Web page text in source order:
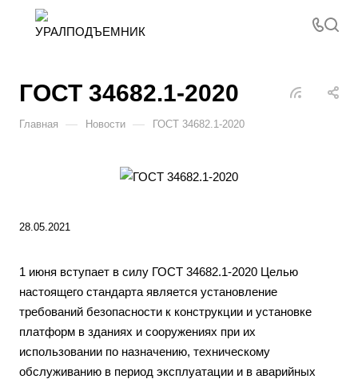
ГОСТ 34682.1-2020
Главная — Новости — ГОСТ 34682.1-2020
28.05.2021
1 июня вступает в силу ГОСТ 34682.1-2020 Целью
настоящего стандарта является установление
требований безопасности к конструкции и установке
платформ в зданиях и сооружениях при их
использовании по назначению, техническому
обслуживанию в период эксплуатации и в аварийных